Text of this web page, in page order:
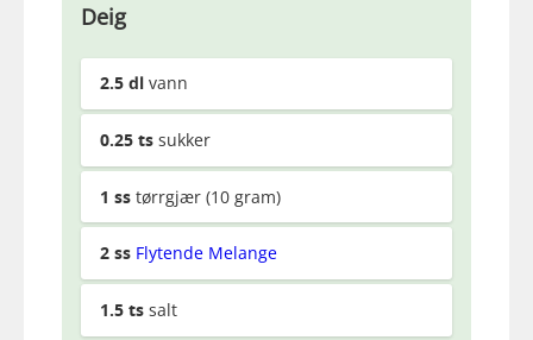
Deig
2.5 dl vann
0.25 ts sukker
1 ss tørrgjær (10 gram)
2 ss Flytende Melange
1.5 ts salt